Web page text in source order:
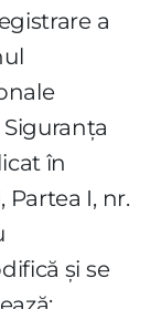
a
în
I, nr.
şi se